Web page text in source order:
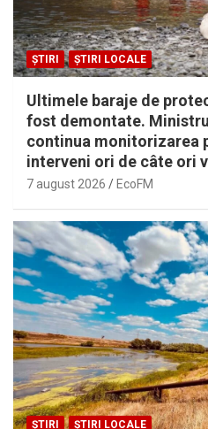
ȘTIRI ȘTIRI LOCALE
Ultimele baraje de
fost demontate.
continua monitorizarea
interveni ori de câte ori
7 august 2026 EcoFM
ȘTIRI ȘTIRI LOCALE